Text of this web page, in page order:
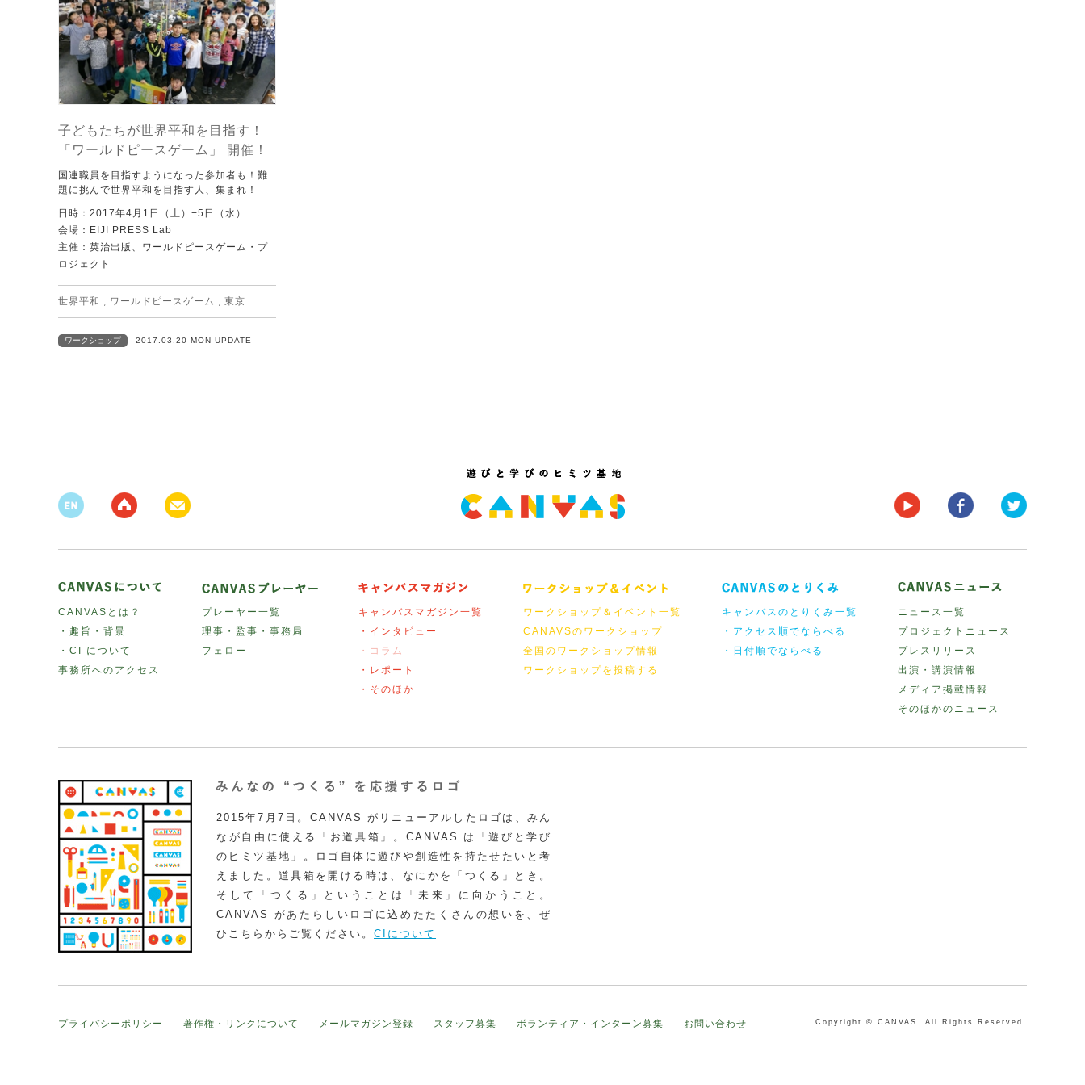
子どもたちが世界平和を目指す！
「ワールドピースゲーム」 開催！
国連職員を目指すようになった参加者も！難
題に挑んで世界平和を目指す人、集まれ！
日時：2017年4月1日（土）−5日（水）
会場：EIJI PRESS Lab
主催：英治出版、ワールドピースゲーム・プ
ロジェクト
世界平和 , ワールドピースゲーム , 東京
ワークショップ 2017.03.20 MON UPDATE
CANVASとは？
・趣旨・背景
・CI について
事務所へのアクセス
プレーヤー一覧
理事・監事・事務局
フェロー
キャンバスマガジン一覧
・インタビュー
・コラム
・レポート
・そのほか
ワークショップ＆イベント一覧
CANAVSのワークショップ
全国のワークショップ情報
ワークショップを投稿する
キャンバスのとりくみ一覧
・アクセス順でならべる
・日付順でならべる
ニュース一覧
プロジェクトニュース
プレスリリース
出演・講演情報
メディア掲載情報
そのほかのニュース
2015年7月7日。CANVAS がリニューアルしたロゴは、みん
なが自由に使える「お道具箱」。CANVAS は「遊びと学び
のヒミツ基地」。ロゴ自体に遊びや創造性を持たせたいと考
えました。道具箱を開ける時は、なにかを「つくる」とき。
そして「つくる」ということは「未来」に向かうこと。
CANVAS があたらしいロゴに込めたたくさんの想いを、ぜ
ひこちらからご覧ください。 CIについて
プライバシーポリシー 著作権・リンクについて メールマガジン登録 スタッフ募集 ボランティア・インターン募集 お問い合わせ Copyright © CANVAS. All Rights Reserved.